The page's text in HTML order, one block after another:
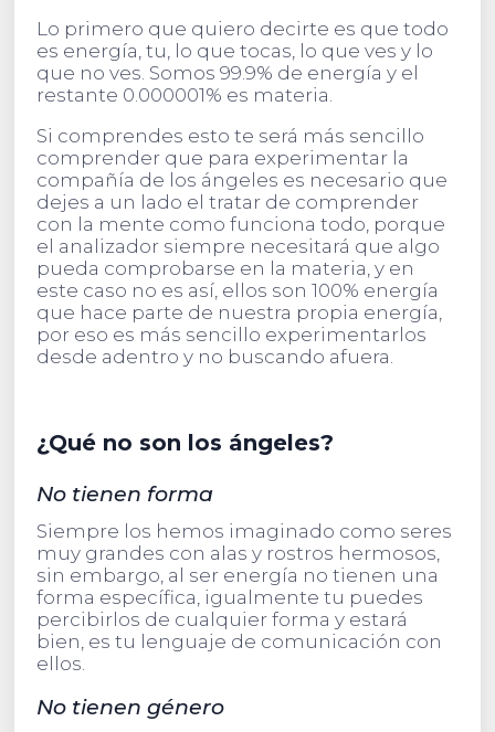
Lo primero que quiero decirte es que todo
es energía, tu, lo que tocas, lo que ves y lo
que no ves. Somos 99.9% de energía y el
restante 0.000001% es materia.
Si comprendes esto te será más sencillo
comprender que para experimentar la
compañía de los ángeles es necesario que
dejes a un lado el tratar de comprender
con la mente como funciona todo, porque
el analizador siempre necesitará que algo
pueda comprobarse en la materia, y en
este caso no es así, ellos son 100% energía
que hace parte de nuestra propia energía,
por eso es más sencillo experimentarlos
desde adentro y no buscando afuera.
¿Qué no son los ángeles?
No tienen forma
Siempre los hemos imaginado como seres
muy grandes con alas y rostros hermosos,
sin embargo, al ser energía no tienen una
forma específica, igualmente tu puedes
percibirlos de cualquier forma y estará
bien, es tu lenguaje de comunicación con
ellos.
No tienen género